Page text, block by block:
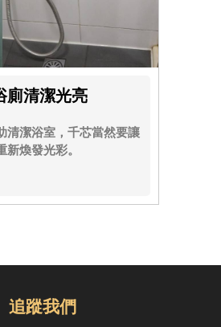
廁清潔光亮
清潔浴室，千芯當然要讓
煥發光彩。
追蹤我們